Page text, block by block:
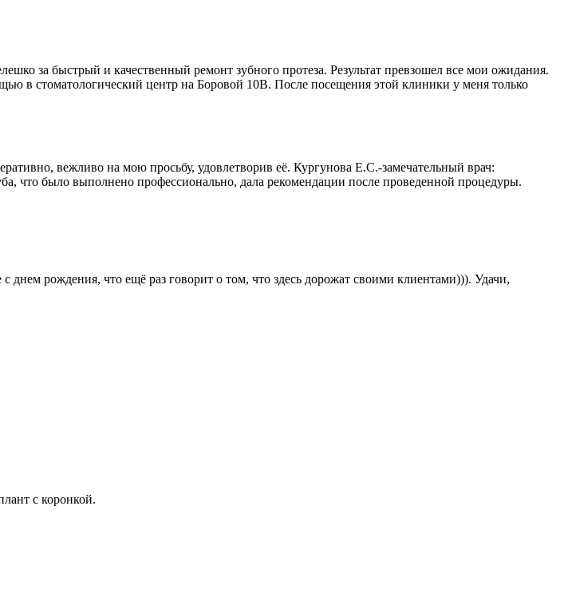
за быстрый и качественный ремонт зубного протеза. Результат превзошел все мои ожидания.
в стоматологический центр на Боровой 10В. После посещения этой клиники у меня только
вежливо на мою просьбу, удовлетворив её. Кургунова Е.С.-замечательный врач:
что было выполнено профессионально, дала рекомендации после проведенной процедуры.
рождения, что ещё раз говорит о том, что здесь дорожат своими клиентами))). Удачи,
с коронкой.